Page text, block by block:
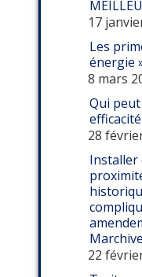
17
Les
énergie
8 mars
Qui
28
Installer
22